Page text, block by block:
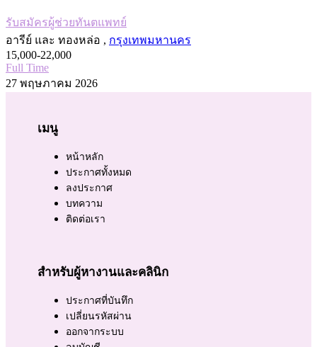
รับสมัครผู้ช่วยทันตแพทย์
อารีย์ และ ทองหล่อ , กรุงเทพมหานคร
15,000-22,000
Full Time
27 พฤษภาคม 2026
เมนู
หน้าหลัก
ประกาศทั้งหมด
ลงประกาศ
บทความ
ติดต่อเรา
สำหรับผู้หางานและคลินิก
ประกาศที่บันทึก
เปลี่ยนรหัสผ่าน
ออกจากระบบ